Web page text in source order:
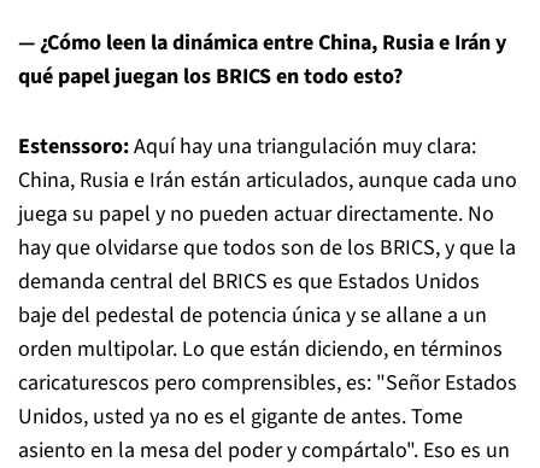
— ¿Cómo leen la dinámica entre China, Rusia e Irán y
qué papel juegan los BRICS en todo esto?
Estenssoro:Aquí hay una triangulación muy clara:
China, Rusia e Irán están articulados, aunque cada uno
juega su papel y no pueden actuar directamente. No
hay que olvidarse que todos son de los BRICS, y que la
demanda central del BRICS es que Estados Unidos
baje del pedestal de potencia única y se allane a un
orden multipolar. Lo que están diciendo, en términos
caricaturescos pero comprensibles, es: "Señor Estados
Unidos, usted ya no es el gigante de antes. Tome
asiento en la mesa del poder y compártalo". Eso es un